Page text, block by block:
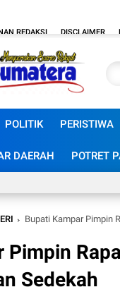
REDAKSI DISCLAIMER
POLITIK PERISTIWA
DAERAH POTRET
Bupati Kampar Pimpin
Pimpin
Sedekah